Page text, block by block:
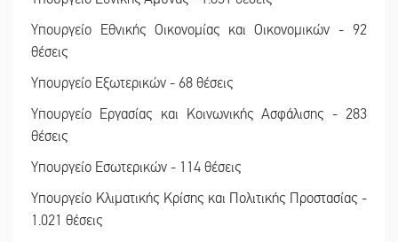
Υπουργείο Εθνικής Οικονομίας και Οικονομικών - 92
θέσεις
Υπουργείο Εξωτερικών - 68 θέσεις
Υπουργείο Εργασίας και Κοινωνικής Ασφάλισης - 283
θέσεις
Υπουργείο Εσωτερικών - 114 θέσεις
Υπουργείο Κλιματικής Κρίσης και Πολιτικής Προστασίας -
1.021 θέσεις